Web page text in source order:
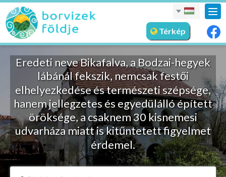
Térkép
Eredeti neve Bikafalva, a Bodzai-hegyek
lábánál fekszik, nemcsak festői
elhelyezkedése és természeti szépsége,
hanem jellegzetes és egyedülálló épített
öröksége, a csaknem 30 kisnemesi
udvarháza miatt is kitűntetett figyelmet
érdemel.